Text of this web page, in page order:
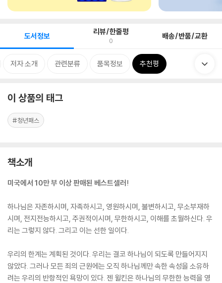
도서정보 리뷰/한줄평
0 배송/반품/교환
저자 소개 관련분류 품목정보 추천평
이 상품의 태그
#청년패스
책소개
미국에서 10만 부 이상 판매된 베스트셀러!
하나님은 자존하시며, 자족하시고, 영원하시며, 불변하시고, 무소부재하
시며, 전지전능하시고, 주권적이시며, 무한하시고, 이해를 초월하신다. 우
리는 그렇지 않다. 그리고 이는 선한 일이다.
우리의 한계는 계획된 것이다. 우리는 결코 하나님이 되도록 만들어지지
않았다. 그러나 모든 죄의 근원에는 오직 하나님께만 속한 속성을 소유하
려는 우리의 반항적인 욕망이 있다. 젠 윌킨은 하나님의 무한한 능력을 영